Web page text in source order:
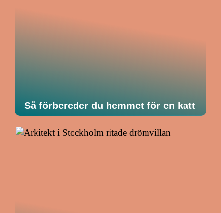
Så förbereder du hemmet för en katt